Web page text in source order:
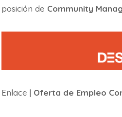
posición de Community
Enlace | Oferta de Empleo